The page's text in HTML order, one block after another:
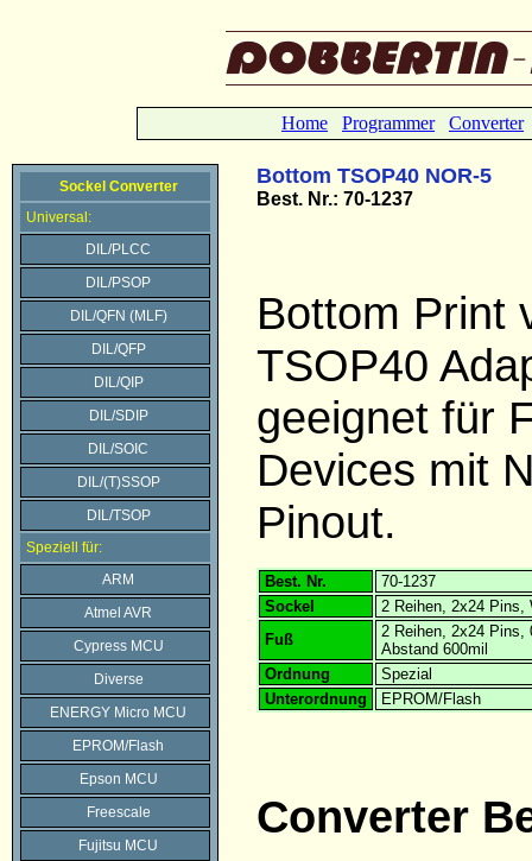
Home Programmer Converter
Sockel Converter
Universal:
DIL/PLCC
DIL/PSOP
DIL/QFN (MLF)
DIL/QFP
DIL/QIP
DIL/SDIP
DIL/SOIC
DIL/(T)SSOP
DIL/TSOP
Speziell für:
ARM
Atmel AVR
Cypress MCU
Diverse
ENERGY Micro MCU
EPROM/Flash
Epson MCU
Freescale
Fujitsu MCU
Bottom TSOP40 NOR-5
Best. Nr.: 70-1237
Bottom Print
TSOP40
geeignet für
Devices mit
Pinout.
Best. Nr.
70-1237
Sockel
2 Reihen, 2x24 Pins,
Fuß
2 Reihen, 2x24
Abstand 600mil
Ordnung
Spezial
Unterordnung
EPROM/Flash
Converter